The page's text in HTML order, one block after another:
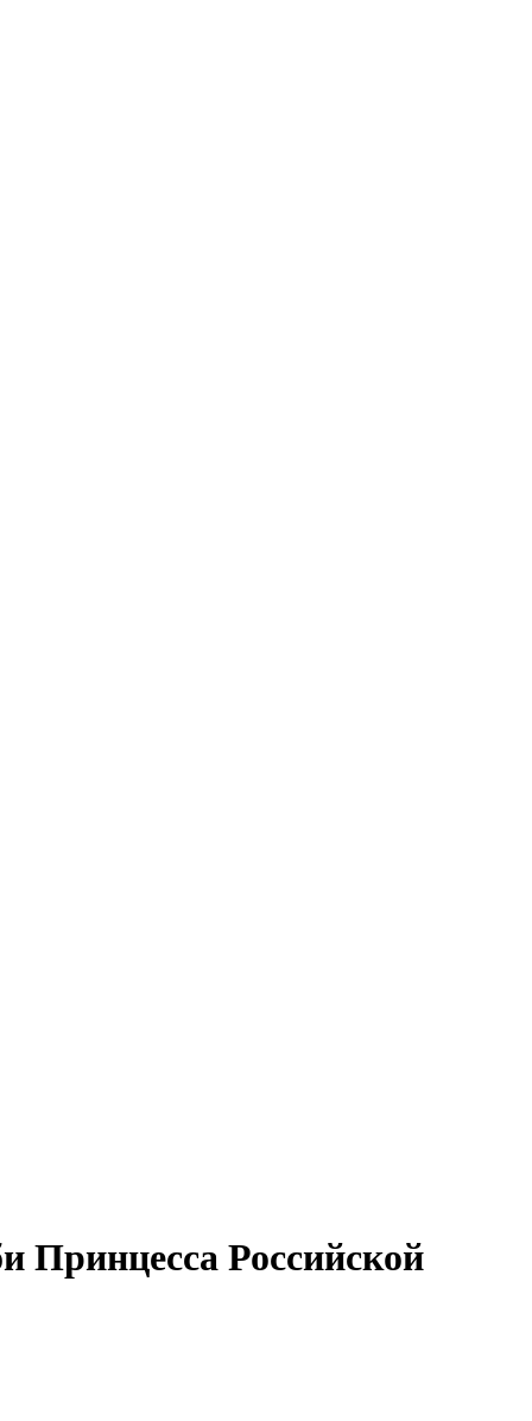
Принцесса Российской